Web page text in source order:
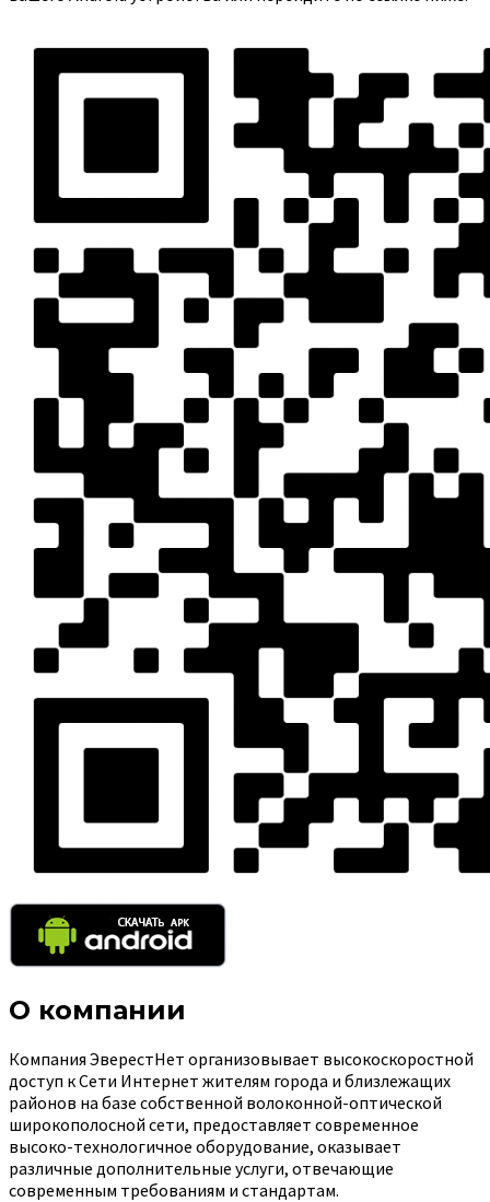
О компании
Компания ЭверестНет организовывает высокоскоростной
доступ к Сети Интернет жителям города и близлежащих
районов на базе собственной волоконной-оптической
широкополосной сети, предоставляет современное
высоко-технологичное оборудование, оказывает
различные дополнительные услуги, отвечающие
современным требованиям и стандартам.